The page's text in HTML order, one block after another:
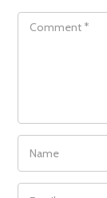
COMMENT
NAME
EMAIL